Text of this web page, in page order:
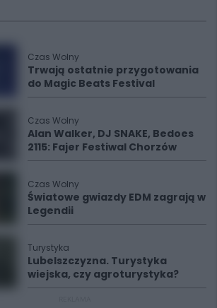
Czas Wolny
Trwają ostatnie przygotowania
do Magic Beats Festival
Czas Wolny
Alan Walker, DJ SNAKE, Bedoes
2115: Fajer Festiwal Chorzów
Czas Wolny
Światowe gwiazdy EDM zagrają w
Legendii
Turystyka
Lubelszczyzna. Turystyka
wiejska, czy agroturystyka?